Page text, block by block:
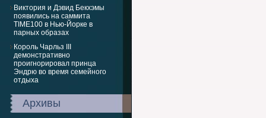
Виктория и Дэвид Бекхэмы
появились на саммита
TIME100 в Нью-Йорке в
парных образах
Король Чарльз III
демонстративно
проигнорировал принца
Эндрю во время семейного
отдыха
Архивы